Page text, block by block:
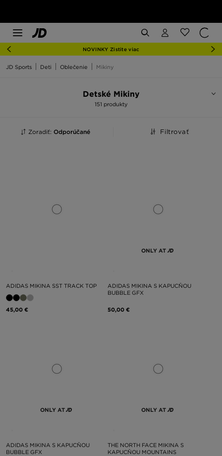
NOVINKY Zistite viac
JD Sports Deti Oblečenie Mikiny
Detské Mikiny
151 produkty
Zoradiť: Odporúčané Filtrovať
ADIDAS MIKINA SST TRACK TOP
45,00 €
ONLY AT
ADIDAS MIKINA S KAPUCŇOU
BUBBLE GFX
50,00 €
ONLY AT
ADIDAS MIKINA S KAPUCŇOU
BUBBLE GFX
ONLY AT
THE NORTH FACE MIKINA S
KAPUCŇOU MOUNTAINS